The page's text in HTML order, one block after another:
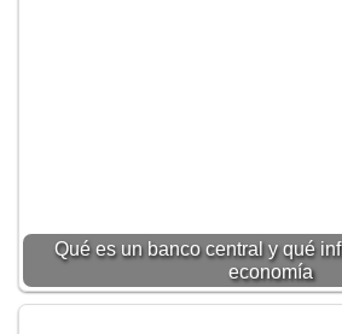
Qué es un banco central y qué
economía